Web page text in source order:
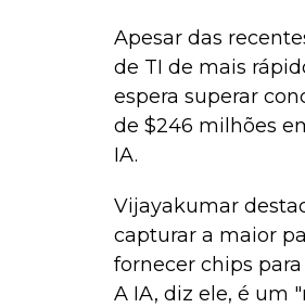
Apesar das
de TI de mais
espera superar
de $246 milhões
IA.
Vijayakumar
capturar a maior
fornecer chips
A IA, diz ele, é um